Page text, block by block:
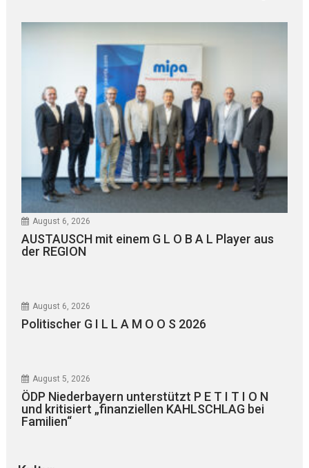
August 6, 2026
AUSTAUSCH mit einem G L O B A L Player aus
der REGION
August 6, 2026
Politischer G I L L A M O O S 2026
August 5, 2026
ÖDP Niederbayern unterstützt P E T I T I O N
und kritisiert „finanziellen KAHLSCHLAG bei
Familien“